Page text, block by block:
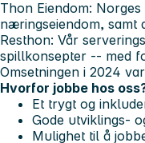
Thon Eiendom:
næringseiendom, samt
Resthon: Vår
spillkonsepter -- med
Omsetningen i 2024
Hvorfor jobbe hos
Et trygt og
Gode utviklings-
Mulighet til å